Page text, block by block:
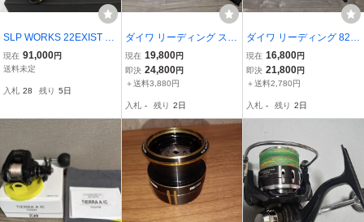
SLP WORKS 22EXIST S
EMIORDER PC3000-XH
現在 91,000円
送料未定
入札 28 残り 5日
ダイワ リーディング スリ
ルゲーム 64 MH-195 メガ
トップ 使用少 美品 ケー
ス・竿袋付
現在 19,800円
即決 24,800円
＋送料3,880円
入札 - 残り 2日
ダイワ リーディング 82
M-185MT・V AGS メタル
トップ 使用少 超美品 無
記名保証書付
現在 16,800円
即決 21,800円
＋送料2,780円
入札 - 残り 2日